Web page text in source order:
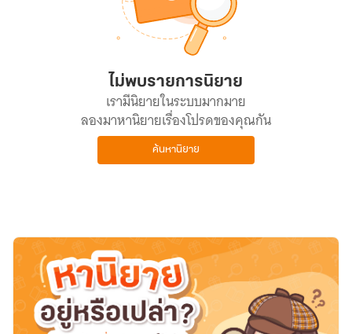
ไม่พบรายการนิยาย
เรามีนิยายในระบบมากมาย
ลองมาหานิยายเรื่องโปรดของคุณกัน
ค้นหานิยาย